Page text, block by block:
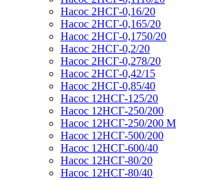
Насос 2НСГ-0,16/20
Насос 2НСГ-0,165/20
Насос 2НСГ-0,1750/20
Насос 2НСГ-0,2/20
Насос 2НСГ-0,278/20
Насос 2НСГ-0,42/15
Насос 2НСГ-0,85/40
Насос 12НСГ-125/20
Насос 12НСГ-250/200
Насос 12НСГ-250/200 М
Насос 12НСГ-500/200
Насос 12НСГ-600/40
Насос 12НСГ-80/20
Насос 12НСГ-80/40